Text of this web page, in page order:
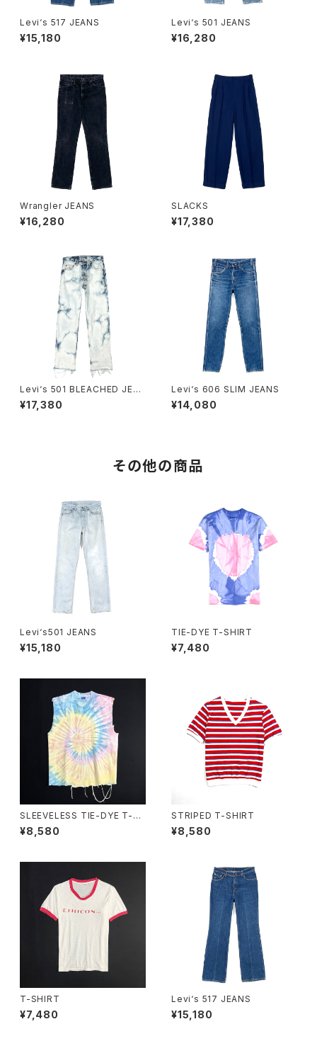
Levi‘s 517 JEANS
¥15,180
Levi‘s 501 JEANS
¥16,280
Wrangler JEANS
¥16,280
SLACKS
¥17,380
Levi‘s 501 BLEACHED JEA
NS
¥17,380
Levi‘s 606 SLIM JEANS
¥14,080
その他の商品
Levi‘s501 JEANS
¥15,180
TIE-DYE T-SHIRT
¥7,480
SLEEVELESS TIE-DYE T-S
HIRT
¥8,580
STRIPED T-SHIRT
¥8,580
T-SHIRT
¥7,480
Levi‘s 517 JEANS
¥15,180